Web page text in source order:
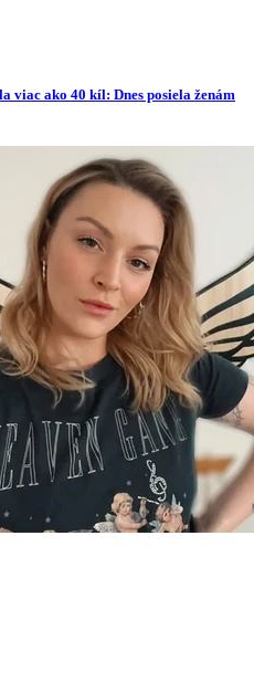
viac ako 40 kíl: Dnes posiela ženám